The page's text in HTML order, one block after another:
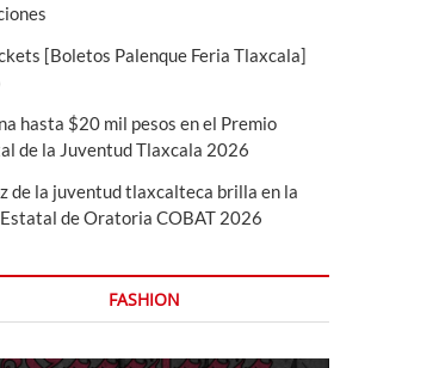
[Boletos Palenque Feria Tlaxcala]
hasta $20 mil pesos en el Premio
de la Juventud Tlaxcala 2026
de la juventud tlaxcalteca brilla en la
de Oratoria COBAT 2026
FASHION